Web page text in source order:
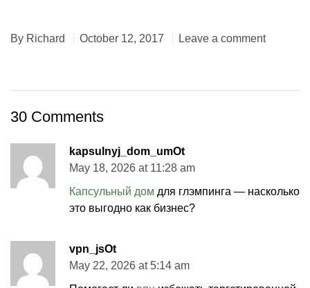
By Richard October 12, 2017 Leave a comment
30 Comments
kapsulnyj_dom_umOt
May 18, 2026 at 11:28 am
Капсульный дом для глэмпинга — насколько
это выгодно как бизнес?
vpn_jsOt
May 22, 2026 at 5:14 am